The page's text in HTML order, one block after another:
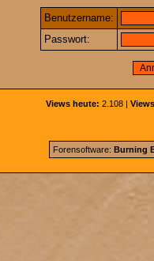
Benutzername:
Passwort:
Views heute: 2.108 |
Forensoftware: Burning